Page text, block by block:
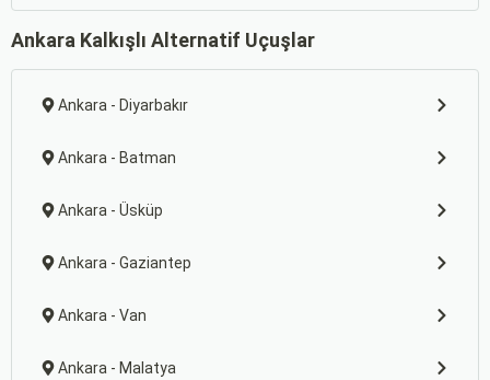
Ankara Kalkışlı Alternatif Uçuşlar
Ankara - Diyarbakır
Ankara - Batman
Ankara - Üsküp
Ankara - Gaziantep
Ankara - Van
Ankara - Malatya